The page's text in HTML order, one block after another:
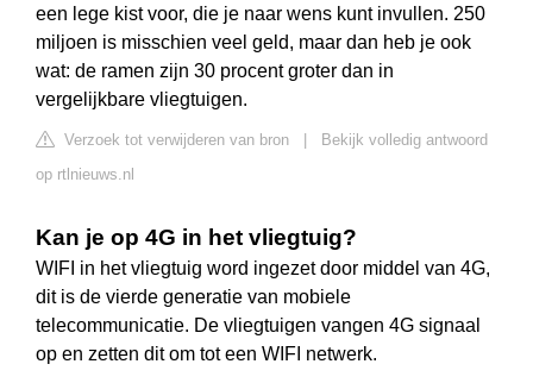
een lege kist voor, die je naar wens kunt invullen. 250
miljoen is misschien veel geld, maar dan heb je ook
wat: de ramen zijn 30 procent groter dan in
vergelijkbare vliegtuigen.
Verzoek tot verwijderen van bron
Bekijk volledig antwoord
op rtlnieuws.nl
Kan je op 4G in het vliegtuig?
WIFI in het vliegtuig word ingezet door middel van 4G,
dit is de vierde generatie van mobiele
telecommunicatie. De vliegtuigen vangen 4G signaal
op en zetten dit om tot een WIFI netwerk.